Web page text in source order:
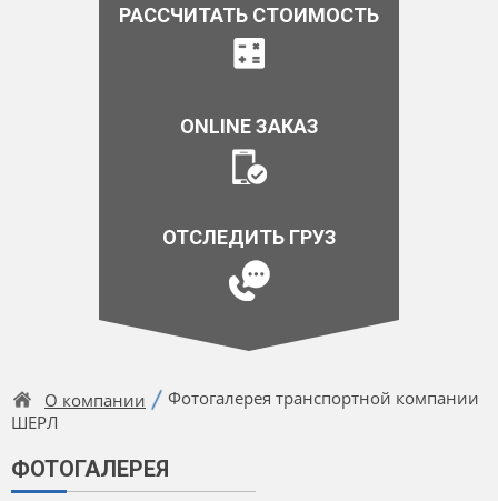
РАССЧИТАТЬ СТОИМОСТЬ
ONLINE ЗАКАЗ
ОТСЛЕДИТЬ ГРУЗ
О компании
Фотогалерея транспортной компании
ШЕРЛ
ФОТОГАЛЕРЕЯ